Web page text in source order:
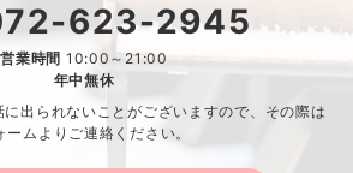
623-2945
営業時間 10:00～21:00
年中無休
出られないことがございますので、 その際は
ームよりご連絡ください。